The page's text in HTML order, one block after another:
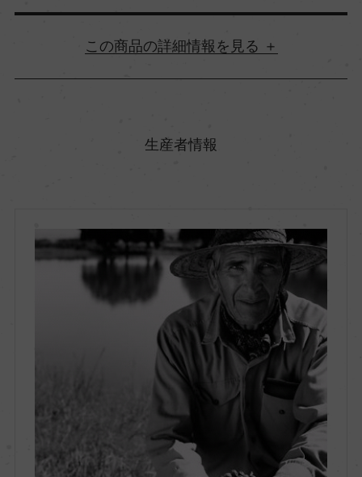
詳細情報
トゥルン・ヴァレー
スパークリングワイン
生産者情報